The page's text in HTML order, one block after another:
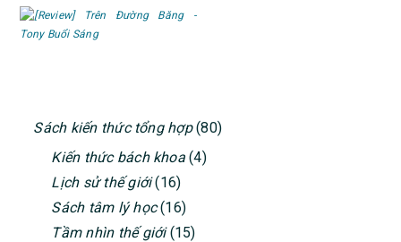
PRIMARY
SIDEBAR
Sách kiến thức tổng hợp(80)
Kiến thức bách khoa(4)
Lịch sử thế giới(16)
Sách tâm lý học(16)
Tầm nhìn thế giới(15)